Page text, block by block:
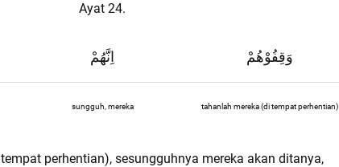
Ayat 24.
اِنَّهُمْ وَقِفُوْهُمْ
sungguh, mereka tahanlah mereka (di tempat perhentian)
perhentian), sesungguhnya mereka akan ditanya,